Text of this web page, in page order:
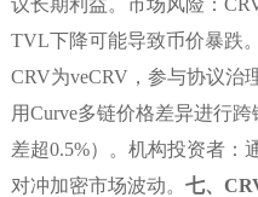
议长期利益。市场风险：
TVL下降可能导致币价暴跌。
CRV为veCRV，参与协议治
用Curve多链价格差异进行
差超0.5%）。机构投资者：
对冲加密市场波动。 七、